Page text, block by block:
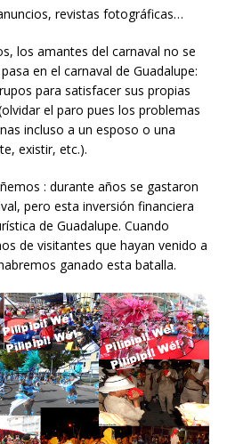
revistas fotográficas…
los amantes del carnaval no se
en el carnaval de Guadalupe:
para satisfacer sus propias
el paro pues los problemas
incluso a un esposo o una
existir, etc.).
: durante años se gastaron
pero esta inversión financiera
de Guadalupe. Cuando
de visitantes que hayan venido a
ganado esta batalla.